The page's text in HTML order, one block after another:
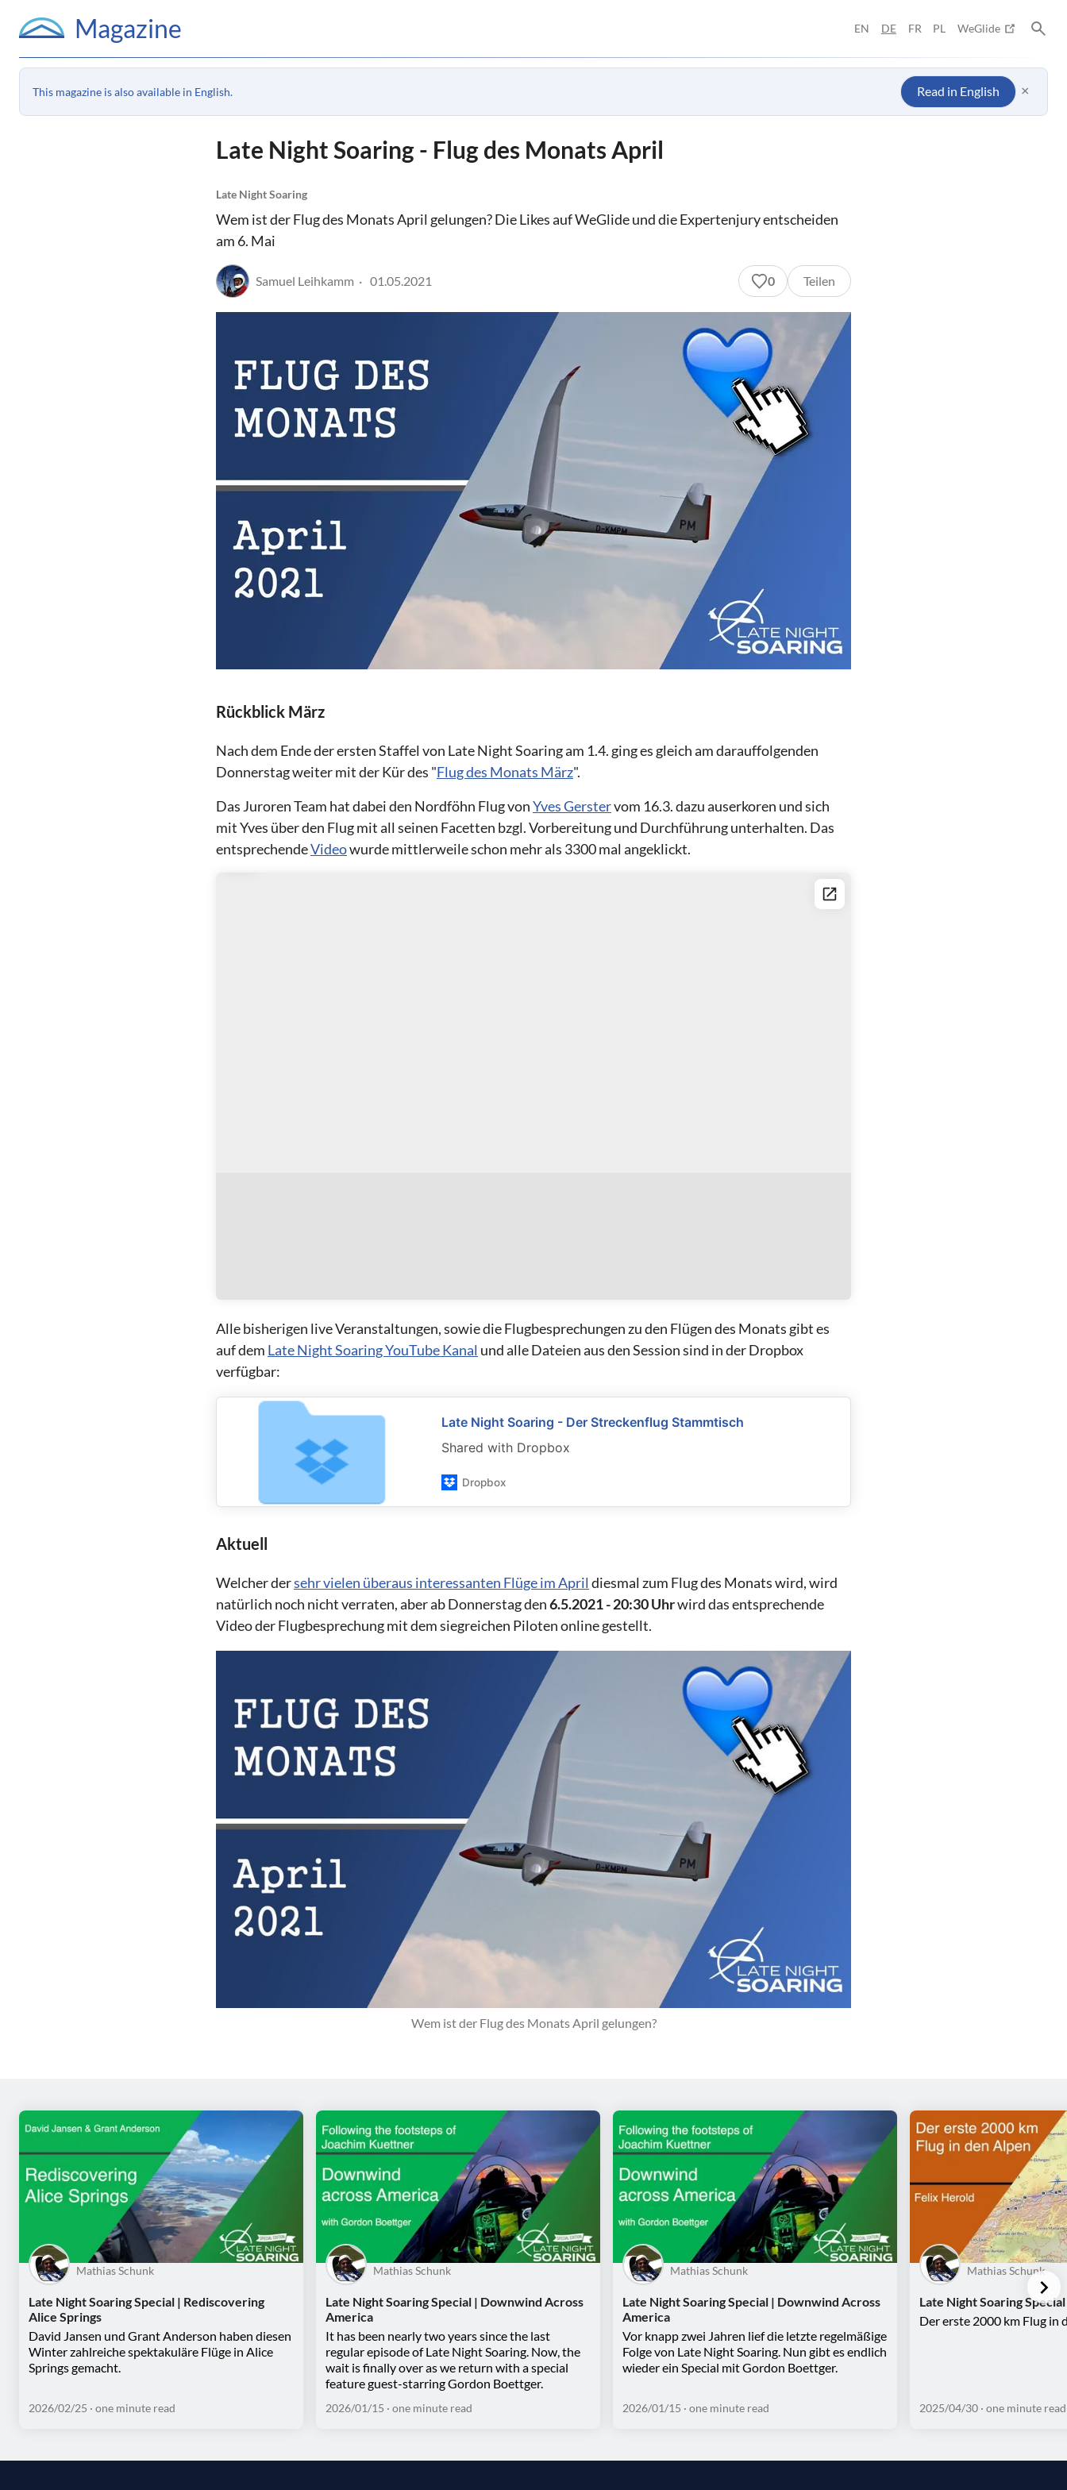
Magazine EN DE FR PL WeGlide
This magazine is also available in English. Read in English ×
Late Night Soaring - Flug des Monats April
Late Night Soaring
Wem ist der Flug des Monats April gelungen? Die Likes auf WeGlide und die Expertenjury entscheiden
am 6. Mai
Samuel Leihkamm 01.05.2021 0 Teilen
Rückblick März
Nach dem Ende der ersten Staffel von Late Night Soaring am 1.4. ging es gleich am darauffolgenden
Donnerstag weiter mit der Kür des "Flug des Monats März".
Das Juroren Team hat dabei den Nordföhn Flug vonYves Gerstervom 16.3. dazu auserkoren und sich
mit Yves über den Flug mit all seinen Facetten bzgl. Vorbereitung und Durchführung unterhalten. Das
entsprechendeVideowurde mittlerweile schon mehr als 3300 mal angeklickt.
Alle bisherigen live Veranstaltungen, sowie die Flugbesprechungen zu den Flügen des Monats gibt es
auf dem Late Night Soaring YouTube Kanal und alle Dateien aus den Session sind in der Dropbox
verfügbar:
Late Night Soaring - Der Streckenflug Stammtisch
Shared with Dropbox
Dropbox
Aktuell
Welcher dersehr vielen überaus interessanten Flüge im April diesmal zum Flug des Monats wird, wird
natürlich noch nicht verraten, aber ab Donnerstag den6.5.2021 - 20:30 Uhrwird das entsprechende
Video der Flugbesprechung mit dem siegreichen Piloten online gestellt.
Wem ist der Flug des Monats April gelungen?
Mathias Schunk
Late Night Soaring Special | Rediscovering
Alice Springs
David Jansen und Grant Anderson haben diesen
Winter zahlreiche spektakuläre Flüge in Alice
Springs gemacht.
2026/02/25 · one minute read
Mathias Schunk
Late Night Soaring Special | Downwind Across
America
It has been nearly two years since the last
regular episode of Late Night Soaring. Now, the
wait is finally over as we return with a special
feature guest-starring Gordon Boettger.
2026/01/15 · one minute read
Mathias Schunk
Late Night Soaring Special | Downwind Across
America
Vor knapp zwei Jahren lief die letzte regelmäßige
Folge von Late Night Soaring. Nun gibt es endlich
wieder ein Special mit Gordon Boettger.
2026/01/15 · one minute read
Mathias Schunk
Late Night Soaring Special
Der erste 2000 km Flug in
2025/04/30 · one minute read